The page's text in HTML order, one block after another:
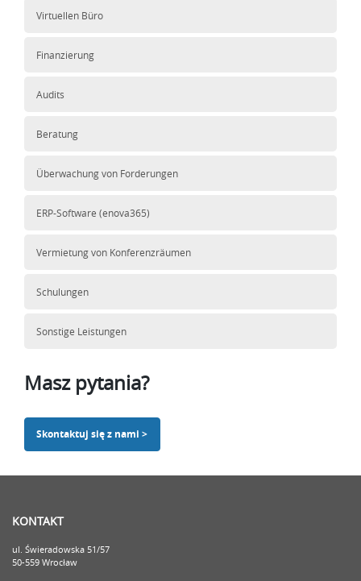
Virtuellen Büro
Finanzierung
Audits
Beratung
Überwachung von Forderungen
ERP-Software (enova365)
Vermietung von Konferenzräumen
Schulungen
Sonstige Leistungen
Masz pytania?
Skontaktuj się z nami >
KONTAKT
ul. Świeradowska 51/57
50-559 Wrocław